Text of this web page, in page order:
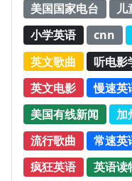
美国国家电台
儿
小学英语
cnn
英文歌曲
听电影
英文电影
慢速英
美国有线新闻
加
流行歌曲
常速英
疯狂英语
英语读